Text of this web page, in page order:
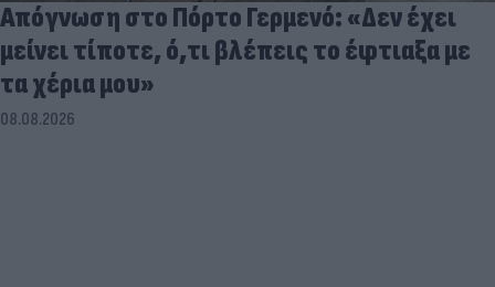
Απόγνωση στο Πόρτο Γερμενό: «Δεν έχει
μείνει τίποτε, ό,τι βλέπεις το έφτιαξα με
τα χέρια μου»
08.08.2026